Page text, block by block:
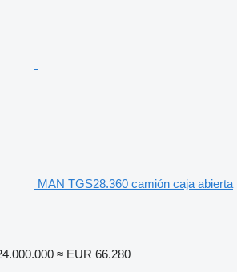
MAN TGS28.360 camión caja abierta
≈ EUR 66.280